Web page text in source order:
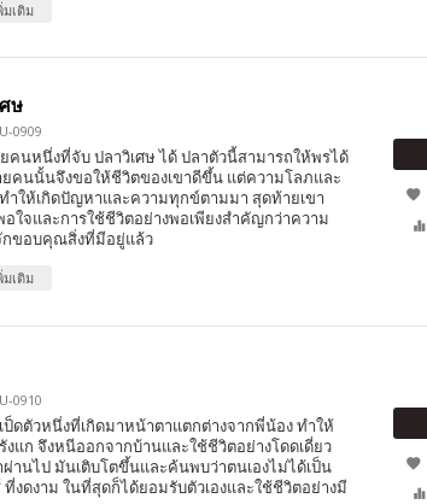
มเติม
ษ
0909
ยคนหนึ่งที่จับ ปลาวิเศษ ได้ ปลาตัวนี้สามารถให้พรได้
ยคนนั้นจึงขอให้ชีวิตของเขาดีขึ้น แต่ความโลภและ
ำให้เกิดปัญหาและความทุกข์ตามมา สุดท้ายเขา
อใจและการใช้ชีวิตอย่างพอเพียงสำคัญกว่าความ
กขอบคุณสิ่งที่มีอยู่แล้ว
มเติม
0910
ป็ดตัวหนึ่งที่เกิดมาหน้าตาแตกต่างจากพี่น้อง ทำให้
งแก จึงหนีออกจากบ้านและใช้ชีวิตอย่างโดดเดี่ยว
ผ่านไป มันเติบโตขึ้นและค้นพบว่าตนเองไม่ได้เป็น
ที่งดงาม ในที่สุดก็ได้ยอมรับตัวเองและใช้ชีวิตอย่างมี